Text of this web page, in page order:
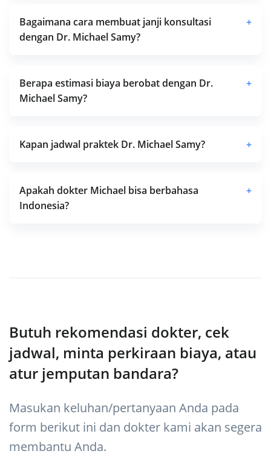
Bagaimana cara membuat janji konsultasi
dengan Dr. Michael Samy?
+
Berapa estimasi biaya berobat dengan Dr.
Michael Samy?
+
Kapan jadwal praktek Dr. Michael Samy? +
Apakah dokter Michael bisa berbahasa
Indonesia?
+
Butuh rekomendasi dokter, cek
jadwal, minta perkiraan biaya, atau
atur jemputan bandara?
Masukan keluhan/pertanyaan Anda pada
form berikut ini dan dokter kami akan segera
membantu Anda.